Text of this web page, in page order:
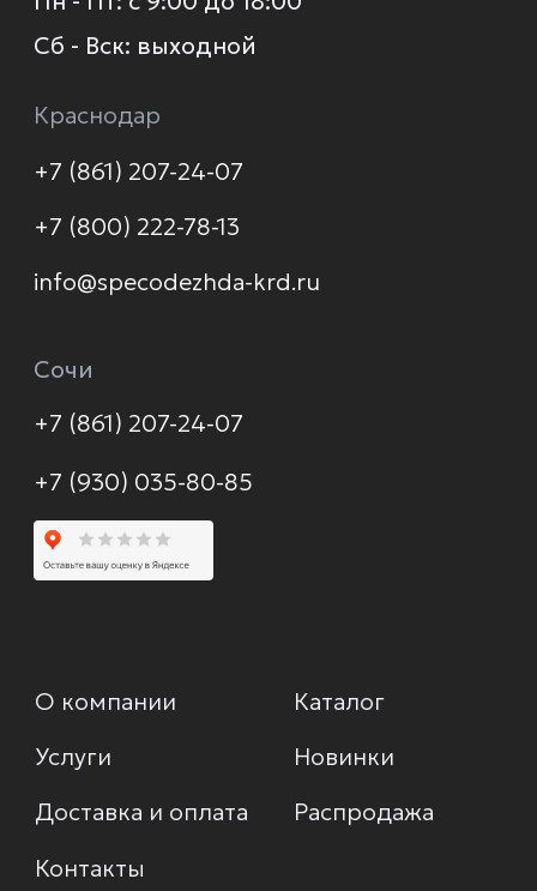
Политика конфиденциальности
Контакты